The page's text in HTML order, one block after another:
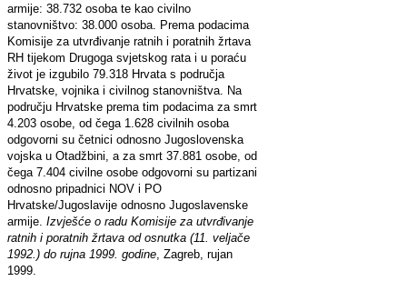
armije: 38.732 osoba te kao civilno
stanovništvo: 38.000 osoba. Prema podacima
Komisije za utvrđivanje ratnih i poratnih žrtava
RH tijekom Drugoga svjetskog rata i u poraću
život je izgubilo 79.318 Hrvata s područja
Hrvatske, vojnika i civilnog stanovništva. Na
području Hrvatske prema tim podacima za smrt
4.203 osobe, od čega 1.628 civilnih osoba
odgovorni su četnici odnosno Jugoslovenska
vojska u Otadžbini, a za smrt 37.881 osobe, od
čega 7.404 civilne osobe odgovorni su partizani
odnosno pripadnici NOV i PO
Hrvatske/Jugoslavije odnosno Jugoslavenske
armije. Izvješće o radu Komisije za utvrđivanje
ratnih i poratnih žrtava od osnutka (11. veljače
1992.) do rujna 1999. godine , Zagreb, rujan
1999.